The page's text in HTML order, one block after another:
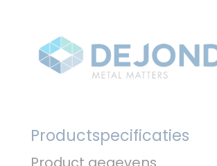
Productspecificaties